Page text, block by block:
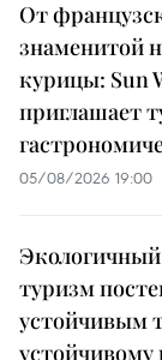
От
знаменитой
курицы: Sun
приглашает
05/08/2026 19:00
туризм
устойчивым